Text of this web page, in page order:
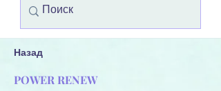
Назад
POWER RENEW